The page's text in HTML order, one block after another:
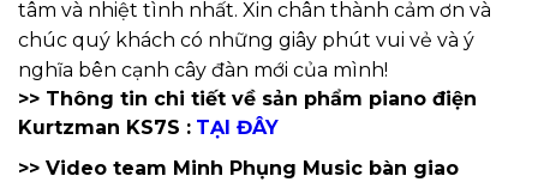
tâm và nhiệt tình nhất. Xin chân thành cảm ơn và
chúc quý khách có những giây phút vui vẻ và ý
nghĩa bên cạnh cây đàn mới của mình!
>> Thông tin chi tiết về sản phẩm piano điện
Kurtzman KS7S : TẠI ĐÂY
>> Video team Minh Phụng Music bàn giao